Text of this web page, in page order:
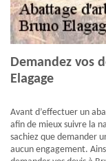
Demandez vos
Elagage
Avant d’effectuer un
afin de mieux suivre la
sachiez que demander
aucun engagement.